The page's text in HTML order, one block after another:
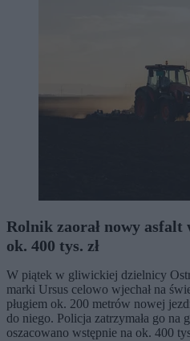
Rolnik zaorał nowy
ok. 400 tys. zł
W piątek w gliwickiej dzielnicy
marki Ursus celowo wjechał na
pługiem ok. 200 metrów nowej
do niego. Policja zatrzymała go na
oszacowano wstępnie na ok. 400